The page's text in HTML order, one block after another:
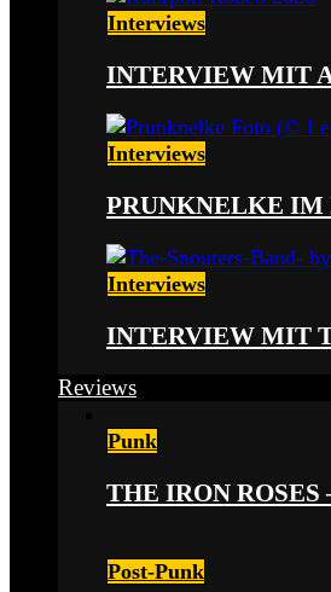
Interviews
INTERVIEW MIT
Interviews
PRUNKNELKE
Interviews
INTERVIEW MIT
Reviews
Punk
THE IRON
Post-Punk